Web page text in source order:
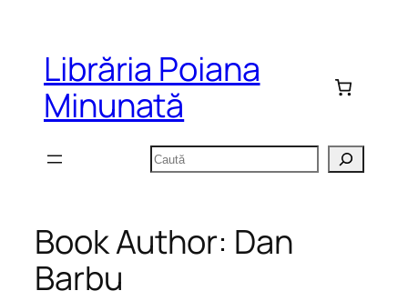
conținutLibrăria Poiana
Minunată
Caută
Book Author: Dan
Barbu